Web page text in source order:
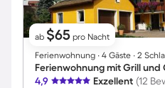
ab $65 pro Nacht
Ferienwohnung ∙ 4 Gäste ∙ 2
Ferienwohnung mit Grill und
4,9
Exzellent (12